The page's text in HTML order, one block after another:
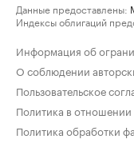
Данные предоставлены:
Индексы облигаций
Информация об
О соблюдении
Пользовательское
Политика в
Политика обработки